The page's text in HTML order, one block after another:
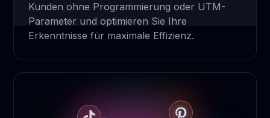
Kunden ohne Programmierung oder UTM-
Parameter und optimieren Sie Ihre
Erkenntnisse für maximale Effizienz.